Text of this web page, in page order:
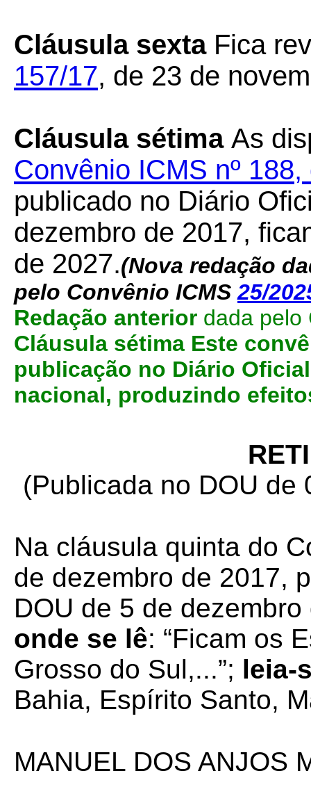
Cláusula sextaFica
157/17, de 23 de
Cláusula sétima As
Convênio ICMS nº
publicado no Diário
dezembro de 2017,
de 2027.(Nova redação
pelo Convênio ICMS25/
Redação anterior dada pelo
Cláusula sétima Este
publicação no Diário
nacional, produzindo
(Publicada no DOU de
Na cláusula quinta do
de dezembro de 2017,
DOU de 5 de
onde se lê: “Ficam os
Grosso do Sul,...”; leia-
Bahia, Espírito Santo,
MANUEL DOS ANJOS